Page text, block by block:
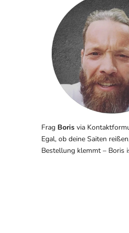
Frag Borisvia
Egal, ob deine Saiten
Bestellung klemmt – Boris